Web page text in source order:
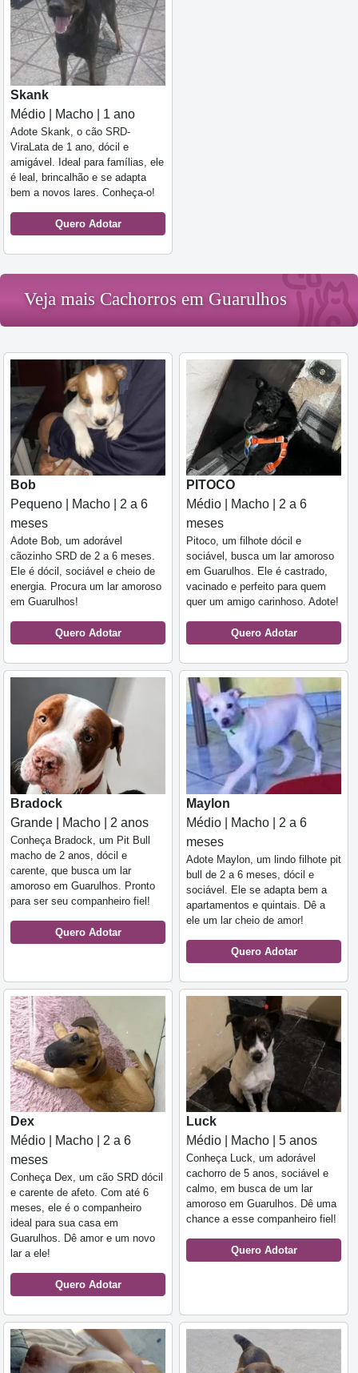
Skank
Médio | Macho | 1 ano
Adote Skank, o cão SRD-
ViraLata de 1 ano, dócil e
amigável. Ideal para famílias, ele
é leal, brincalhão e se adapta
bem a novos lares. Conheça-o!
Quero Adotar
Veja mais Cachorros em Guarulhos
Bob
Pequeno | Macho | 2 a 6
meses
Adote Bob, um adorável
cãozinho SRD de 2 a 6 meses.
Ele é dócil, sociável e cheio de
energia. Procura um lar amoroso
em Guarulhos!
Quero Adotar
PITOCO
Médio | Macho | 2 a 6
meses
Pitoco, um filhote dócil e
sociável, busca um lar amoroso
em Guarulhos. Ele é castrado,
vacinado e perfeito para quem
quer um amigo carinhoso. Adote!
Quero Adotar
Bradock
Grande | Macho | 2 anos
Conheça Bradock, um Pit Bull
macho de 2 anos, dócil e
carente, que busca um lar
amoroso em Guarulhos. Pronto
para ser seu companheiro fiel!
Quero Adotar
Maylon
Médio | Macho | 2 a 6
meses
Adote Maylon, um lindo filhote pit
bull de 2 a 6 meses, dócil e
sociável. Ele se adapta bem a
apartamentos e quintais. Dê a
ele um lar cheio de amor!
Quero Adotar
Dex
Médio | Macho | 2 a 6
meses
Conheça Dex, um cão SRD dócil
e carente de afeto. Com até 6
meses, ele é o companheiro
ideal para sua casa em
Guarulhos. Dê amor e um novo
lar a ele!
Quero Adotar
Luck
Médio | Macho | 5 anos
Conheça Luck, um adorável
cachorro de 5 anos, sociável e
calmo, em busca de um lar
amoroso em Guarulhos. Dê uma
chance a esse companheiro fiel!
Quero Adotar